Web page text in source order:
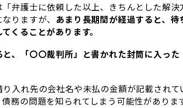
弁護士に依頼した以上、きちんとした解
りますが、 あまり長期間が経過すると、
くることがあります。
、「〇〇裁判所」と書かれた封筒に入っ
り入れ先の会社名や未払の金額が記載され
務の問題を知られてしまう可能性がありま